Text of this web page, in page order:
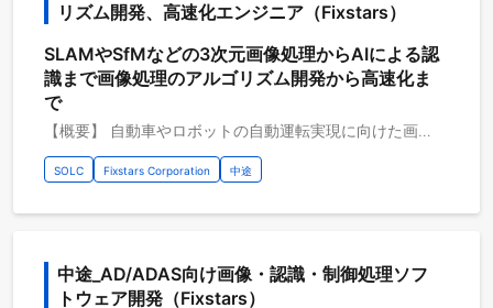
リズム開発、高速化エンジニア（Fixstars）
SLAMやSfMなどの3次元画像処理からAIによる認
識まで画像処理のアルゴリズム開発から高速化ま
で
【概要】 自動車やロボットの自動運転実現に向けた画像処理のアルゴリズム開発と高速化 自動車やロボットの自動運転実現に向けて、ますます画像処理技術の重要性が高まっています。 フィックスターズではSLAMやSfMなどの3次元画像処理からCNNやVision Transformerを使用した AIによる画像認識まで幅広い手段を用いて画像処理アルゴリズムを開発しています。 特に組み込み用途向けの画像処理アルゴリズムの設計においてはアルゴリズムの精度と 同時に実行速度も重要になることから、両者のバランスをうまく設計すべく 幅広い知識を活用して画像処理アルゴリズムの開発を行っています。 【具体的な職務内容】 ・画像処理アルゴリズムの最新論文調査 ・画像処理アルゴリズム設計 ・認識AIモデル開発やモデル圧縮 ・画像処理アルゴリズムの特定HW向けの最適化 【従事すべき業務の変更の範囲】 会社の定める業務全般
SOLC Fixstars Corporation 中途
中途_AD/ADAS向け画像・認識・制御処理ソフ
トウェア開発（Fixstars）